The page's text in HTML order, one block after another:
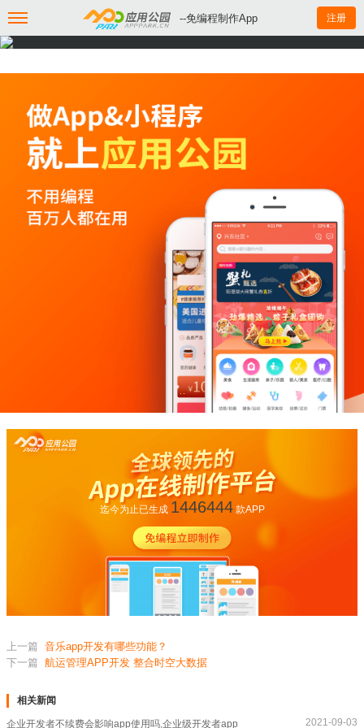
--免编程制作App 注册
迄今为止已生成 1446444款APP
上一篇 音乐app开发有哪些功能？
下一篇 航运管理APP开发 整合时空大数据
相关新闻
企业开发者不续费会影响app使用吗,企业级开发者app 2021-09-03